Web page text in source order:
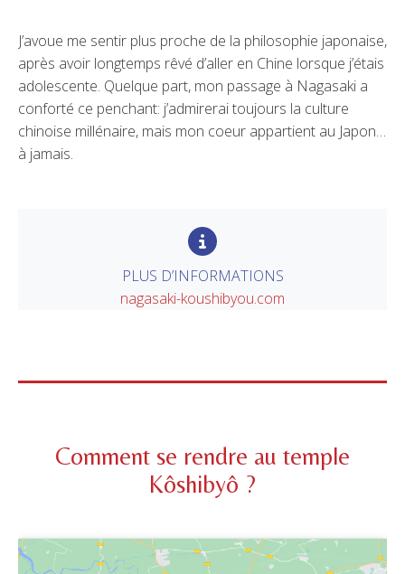
J’avoue me sentir plus proche de la philosophie japonaise,
après avoir longtemps rêvé d’aller en Chine lorsque j’étais
adolescente. Quelque part, mon passage à Nagasaki a
conforté ce penchant: j’admirerai toujours la culture
chinoise millénaire, mais mon coeur appartient au Japon…
à jamais.
PLUS D’INFORMATIONS
nagasaki-koushibyou.com
Comment se rendre au temple
Kôshibyô ?